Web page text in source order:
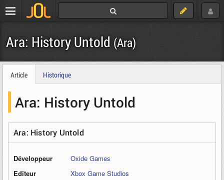
Ara: History Untold (Ara)
Article Historique
Ara: History Untold
Ara: History Untold
Développeur
Oxide Games
Editeur
Xbox Game Studios